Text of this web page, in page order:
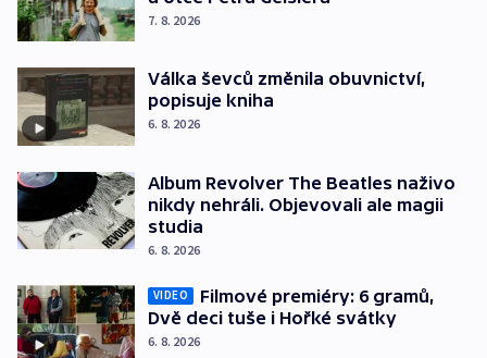
7. 8. 2026
Válka ševců změnila obuvnictví,
popisuje kniha
6. 8. 2026
Album Revolver The Beatles naživo
nikdy nehráli. Objevovali ale magii
studia
6. 8. 2026
VIDEO
Filmové premiéry: 6 gramů,
Dvě deci tuše i Hořké svátky
6. 8. 2026